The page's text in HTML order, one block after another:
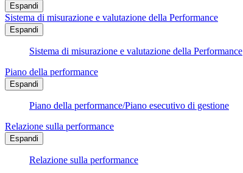
Espandi
Sistema di misurazione e valutazione della Performance
Espandi
Sistema di misurazione e valutazione della Performance
Piano della performance
Espandi
Piano della performance/Piano esecutivo di gestione
Relazione sulla performance
Espandi
Relazione sulla performance